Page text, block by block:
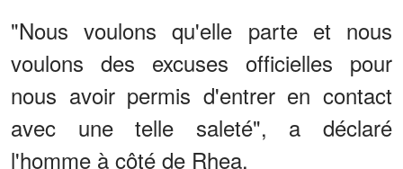
"Nous voulons qu'elle parte et nous
voulons des excuses officielles pour
nous avoir permis d'entrer en contact
avec une telle saleté", a déclaré
l'homme à côté de Rhea.